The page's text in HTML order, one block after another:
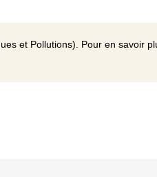
et Pollutions). Pour en savoir